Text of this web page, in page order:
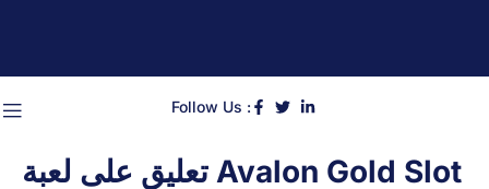
Follow Us :
تعليق على لعبة Avalon Gold Slot